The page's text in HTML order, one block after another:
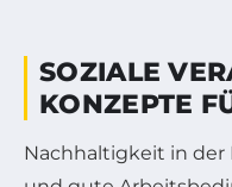
SOZIALE
KONZEPTE
Nachhaltigkeit in der